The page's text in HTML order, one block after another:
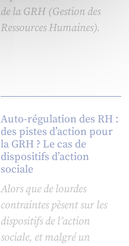
de la GRH (Gestion des
Ressources Humaines).
Auto-régulation des RH :
des pistes d’action pour
la GRH ? Le cas de
dispositifs d’action
sociale
Alors que de lourdes
contraintes pèsent sur les
dispositifs de l’action
sociale, et malgré un